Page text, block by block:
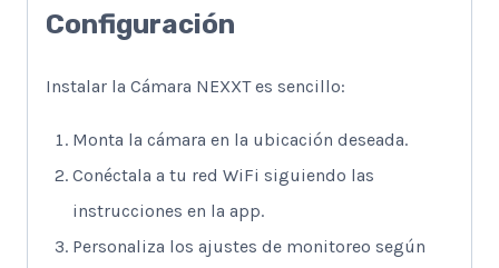
Configuración
Instalar la Cámara NEXXT es sencillo:
Monta la cámara en la ubicación deseada.
Conéctala a tu red WiFi siguiendo las
instrucciones en la app.
Personaliza los ajustes de monitoreo según